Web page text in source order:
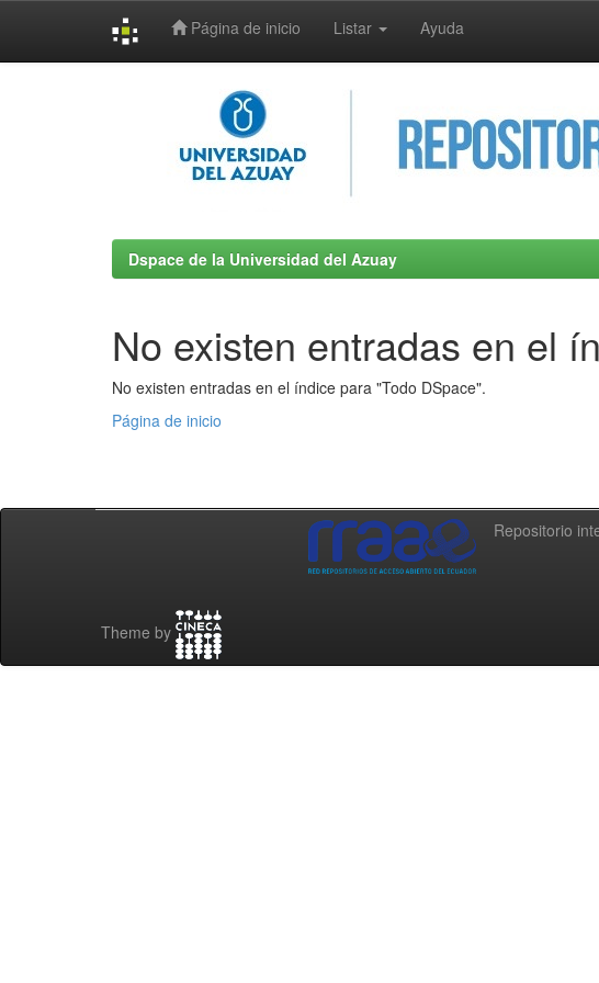
Página de inicio Listar Ayuda
Dspace de la Universidad del Azuay
No existen entradas en el
No existen entradas en el índice para "Todo DSpace".
Página de inicio
Repositorio
Theme by